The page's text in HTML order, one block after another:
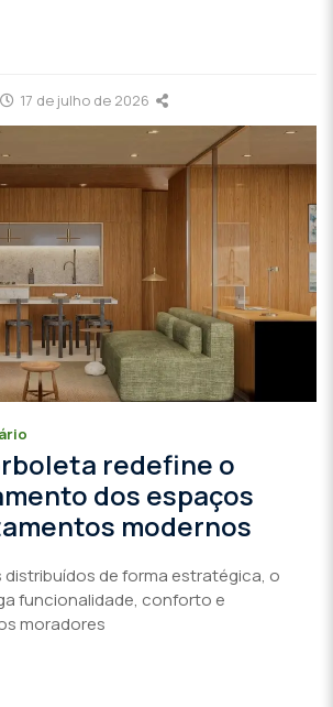
17 de julho de 2026
redefine o
dos espaços
modernos
distribuídos de forma estratégica, o
funcionalidade, conforto e
moradores